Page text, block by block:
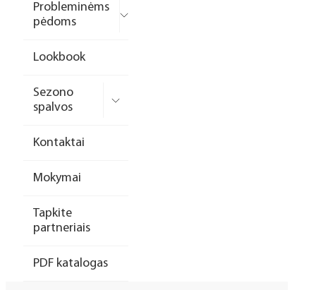
Probleminėms
pėdoms
Lookbook
Sezono
spalvos
Kontaktai
Mokymai
Tapkite
partneriais
PDF katalogas